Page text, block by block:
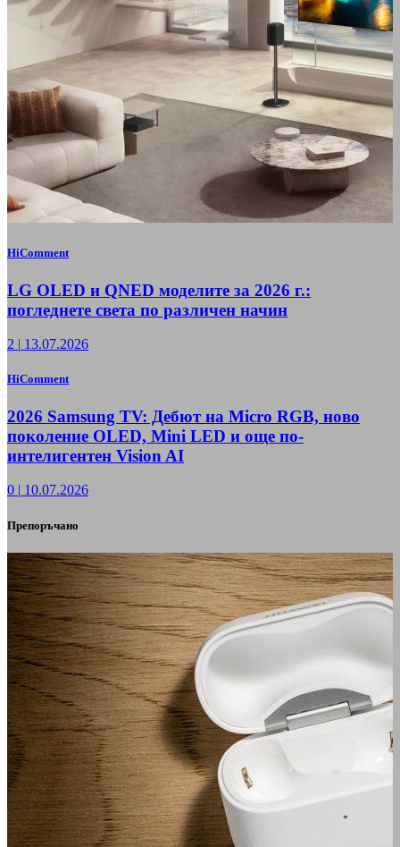
HiComment
LG OLED и QNED моделите за 2026 г.:
погледнете света по различен начин
2 | 13.07.2026
HiComment
2026 Samsung TV: Дебют на Micro RGB, ново
поколение OLED, Mini LED и още по-
интелигентен Vision AI
0 | 10.07.2026
Препоръчано